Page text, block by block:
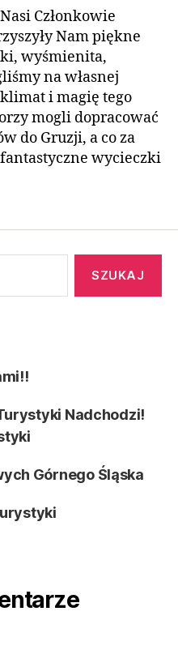
Gruzja
Członkowie
Nam piękne
wyśmienita,
na własnej
i magię tego
mogli dopracować
do Gruzji, a co za
wycieczki
Nadchodzi!
Górnego Śląska